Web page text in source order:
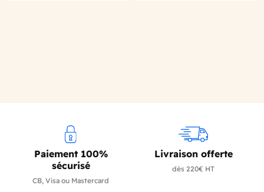
Paiement 100%
sécurisé
CB, Visa ou Mastercard
Livraison offerte
dès 220€ HT